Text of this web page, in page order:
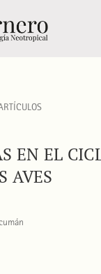
sexual de
EN EL
AVES